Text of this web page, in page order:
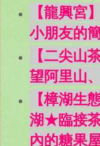
【龍興
小朋友的
【二尖
望阿里山
【樟湖生
湖★臨接
內的糖果